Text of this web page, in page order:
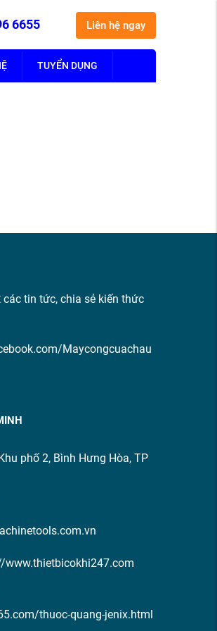
6655 Liên hệ ngay
TUYỂN DỤNG
tin tức, chia sẻ kiến thức
Maycongcuachau
phố 2, Bình Hưng Hòa, TP
www.thietbicokhi247.com
thuoc-quang-jenix.html